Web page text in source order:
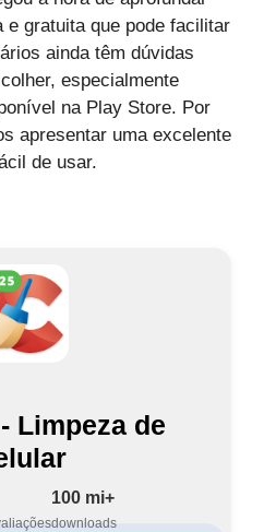
e gratuita que pode facilitar
ainda têm dúvidas
especialmente
na Play Store. Por
apresentar uma excelente
de usar.
Limpeza de
100 mi+
downloads